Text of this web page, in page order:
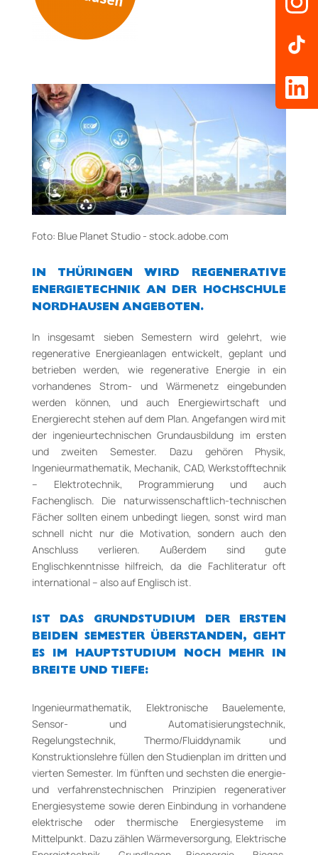
Foto: Blue Planet Studio ­- stock.adobe.com
IN THÜRINGEN WIRD REGENERATIVE
ENERGIETECHNIK AN DER HOCHSCHULE
NORDHAUSEN ANGEBOTEN.
In insgesamt sieben Semestern wird gelehrt, wie
regenerative Energieanlagen entwickelt, geplant und
betrieben werden, wie regenerative Energie in ein
vorhandenes Strom- und Wärmenetz eingebunden
werden können, und auch Energiewirtschaft und
Energierecht stehen auf dem Plan. Angefangen wird mit
der ingenieurtechnischen Grundausbildung im ersten
und zweiten Semester. Dazu gehören Physik,
Ingenieurmathematik, Mechanik, CAD, Werkstofftechnik
– Elektrotechnik, Programmierung und auch
Fachenglisch. Die naturwissenschaftlich-technischen
Fächer sollten einem unbedingt liegen, sonst wird man
schnell nicht nur die Motivation, sondern auch den
Anschluss verlieren. Außerdem sind gute
Englischkenntnisse hilfreich, da die Fachliteratur oft
international – also auf Englisch ist.
IST DAS GRUNDSTUDIUM DER ERSTEN
BEIDEN SEMESTER ÜBERSTANDEN, GEHT
ES IM HAUPTSTUDIUM NOCH MEHR IN
BREITE UND TIEFE:
Ingenieurmathematik, Elektronische Bauelemente,
Sensor- und Automatisierungstechnik,
Regelungstechnik, Thermo/Fluiddynamik und
Konstruktionslehre füllen den Studienplan im dritten und
vierten Semester. Im fünften und sechsten die energie-
und verfahrenstechnischen Prinzipien regenerativer
Energiesysteme sowie deren Einbindung in vorhandene
elektrische oder thermische Energiesysteme im
Mittelpunkt. Dazu zählen Wärmeversorgung, Elektrische